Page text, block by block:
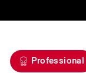
Professional